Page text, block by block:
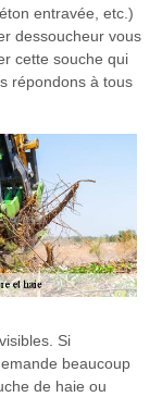
entravée, etc.)
dessoucheur vous
cette souche qui
répondons à tous
Si
beaucoup
de haie ou